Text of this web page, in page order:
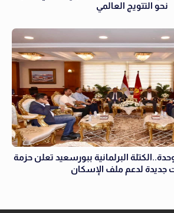
نحو التتويج العالمي
من 7 آلاف وحدة..الكتلة البرلمانية ببورسعيد تعلن حزمة
جديدة لدعم ملف الإسكان